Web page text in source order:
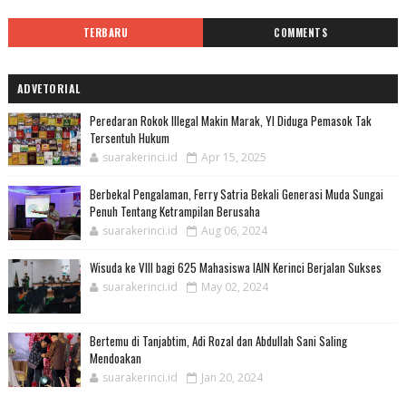
TERBARU COMMENTS
ADVETORIAL
Peredaran Rokok Illegal Makin Marak, YI Diduga Pemasok Tak
Tersentuh Hukum
suarakerinci.id Apr 15, 2025
Berbekal Pengalaman, Ferry Satria Bekali Generasi Muda Sungai
Penuh Tentang Ketrampilan Berusaha
suarakerinci.id Aug 06, 2024
Wisuda ke VIII bagi 625 Mahasiswa IAIN Kerinci Berjalan Sukses
suarakerinci.id May 02, 2024
Bertemu di Tanjabtim, Adi Rozal dan Abdullah Sani Saling
Mendoakan
suarakerinci.id Jan 20, 2024